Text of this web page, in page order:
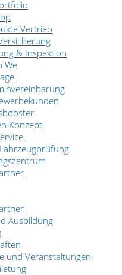
Vertrieb
& Inspektion
We
Konzept
Ausbildung
und Veranstaltungen